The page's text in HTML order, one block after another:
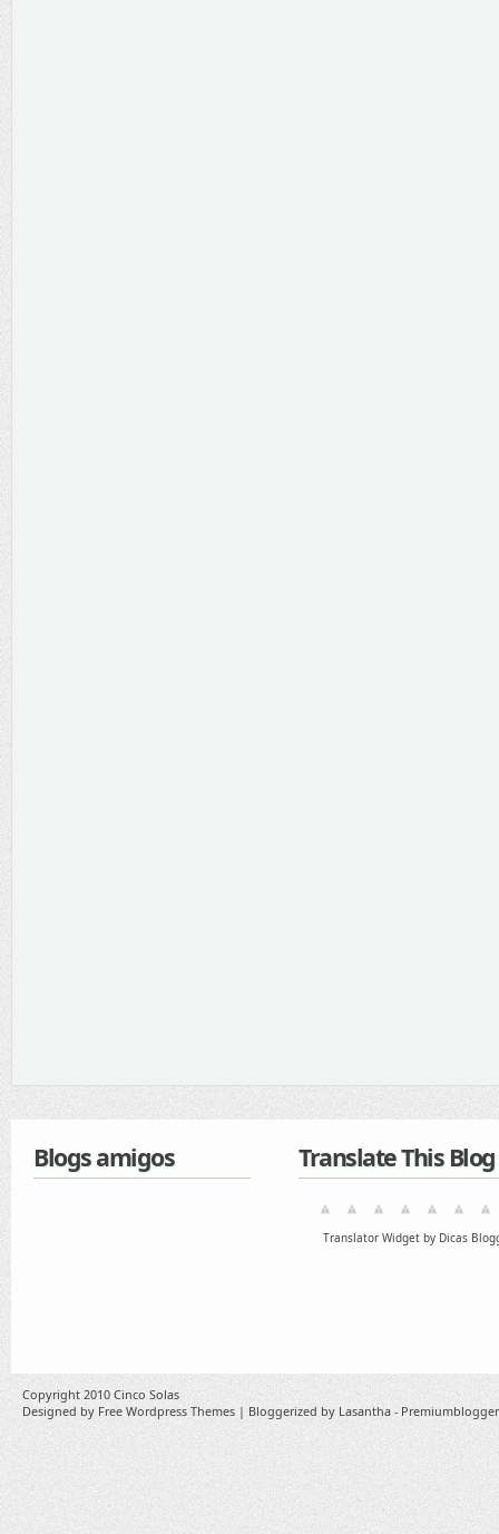
Blogs amigos Translate This Blog
Translator Widget by Dicas
Copyright 2010 Cinco Solas
Designed by Free Wordpress Themes | Bloggerized by Lasantha -